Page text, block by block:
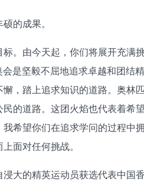
的成果。
。由今天起，你们将展开充满
是坚毅不屈地追求卓越和团结
，踏上追求知识的道路。奥林
的道路。这团火焰也代表着希
希望你们在追求学问的过程中
面对任何挑战。
大的精英运动员获选代表中国